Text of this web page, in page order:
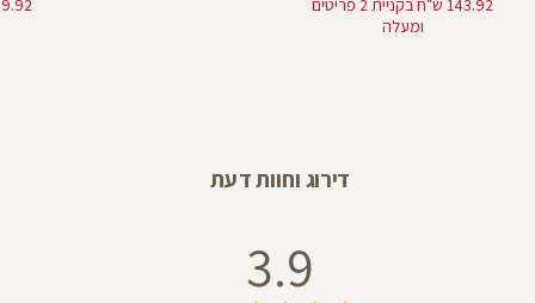
143.92 ש"ח בקניית 2 פריטים
ומעלה
דירוג וחוות דעת
3.9